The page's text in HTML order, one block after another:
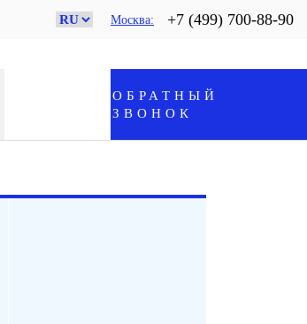
Москва +7 (499) 700-88-90
ОБРАТНЫЙ
ЗВОНОК